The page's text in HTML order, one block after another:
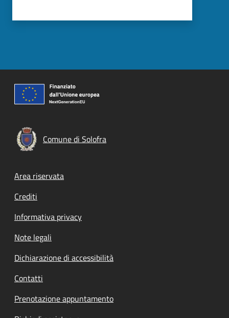
Comune di Solofra
Footer menu
Area riservata
Crediti
Informativa privacy
Note legali
Dichiarazione di accessibilità
Contatti
Prenotazione appuntamento